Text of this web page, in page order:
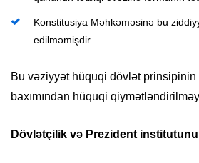
Konstitusiya Məhkəməsinə bu
edilməmişdir.
Bu vəziyyət hüquqi dövlət
baxımından hüquqi
Dövlətçilik və Prezident